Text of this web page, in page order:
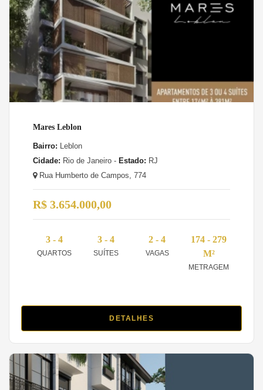
Mares Leblon
Bairro: Leblon
Cidade: Rio de Janeiro - Estado: RJ
Rua Humberto de Campos, 774
R$ 3.654.000,00
3 - 4
QUARTOS
3 - 4
SUÍTES
2 - 4
VAGAS
174 - 279
M²
METRAGEM
DETALHES